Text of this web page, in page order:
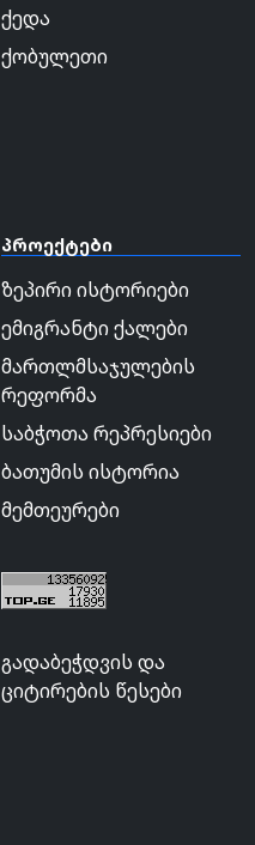
ქედა
ქობულეთი
პროექტები
ზეპირი ისტორიები
ემიგრანტი ქალები
მართლმსაჯულების
რეფორმა
საბჭოთა რეპრესიები
ბათუმის ისტორია
მემთეურები
გადაბეჭდვის და
ციტირების წესები